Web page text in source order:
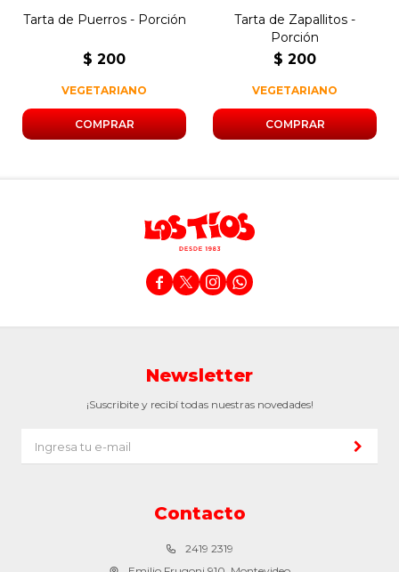
Tarta de Puerros - Porción
$ 200
VEGETARIANO
Tarta de Zapallitos -
Porción
$ 200
VEGETARIANO
   
Contacto
2419 2319
Newsletter
¡Suscribite y recibí todas nuestras novedades!